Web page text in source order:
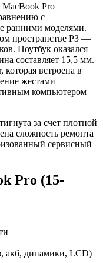
Pro
с
ранними моделями.
пространстве P3 —
Ноутбук оказался
составляет 15,5 мм.
которая встроена в
жестами
компьютером
за счет плотной
сложность ремонта
сервисный
Pro (15-
акб, динамики, LCD)